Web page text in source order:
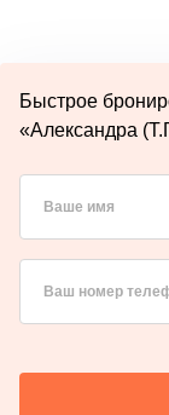
Быстрое
«Александра
Ваше имя
Ваш номер